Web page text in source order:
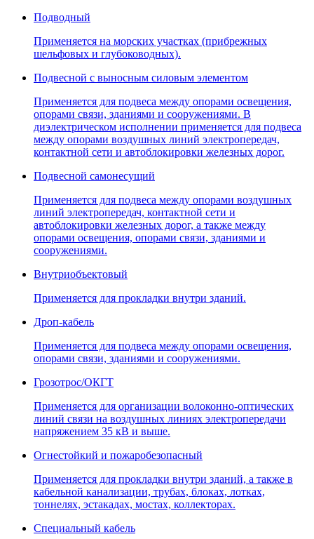
Подводный
Применяется на морских участках (прибрежных
шельфовых и глубоководных).
Подвесной с выносным силовым элементом
Применяется для подвеса между опорами освещения,
опорами связи, зданиями и сооружениями. В
диэлектрическом исполнении применяется для подвеса
между опорами воздушных линий электропередач,
контактной сети и автоблокировки железных дорог.
Подвесной самонесущий
Применяется для подвеса между опорами воздушных
линий электропередач, контактной сети и
автоблокировки железных дорог, а также между
опорами освещения, опорами связи, зданиями и
сооружениями.
Внутриобъектовый
Применяется для прокладки внутри зданий.
Дроп-кабель
Применяется для подвеса между опорами освещения,
опорами связи, зданиями и сооружениями.
Грозотрос/ОКГТ
Применяется для организации волоконно-оптических
линий связи на воздушных линиях электропередачи
напряжением 35 кВ и выше.
Огнестойкий и пожаробезопасный
Применяется для прокладки внутри зданий, а также в
кабельной канализации, трубах, блоках, лотках,
тоннелях, эстакадах, мостах, коллекторах.
Специальный кабель